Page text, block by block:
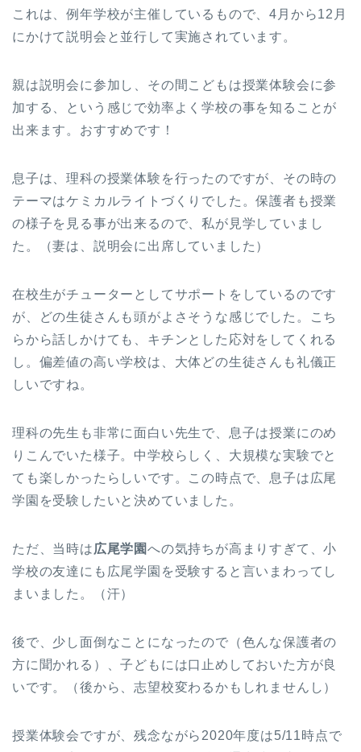
これは、例年学校が主催しているもので、4月から12月
にかけて説明会と並行して実施されています。
親は説明会に参加し、その間こどもは授業体験会に参
加する、という感じで効率よく学校の事を知ることが
出来ます。おすすめです！
息子は、理科の授業体験を行ったのですが、その時の
テーマはケミカルライトづくりでした。保護者も授業
の様子を見る事が出来るので、私が見学していまし
た。（妻は、説明会に出席していました）
在校生がチューターとしてサポートをしているのです
が、どの生徒さんも頭がよさそうな感じでした。こち
らから話しかけても、キチンとした応対をしてくれる
し。偏差値の高い学校は、大体どの生徒さんも礼儀正
しいですね。
理科の先生も非常に面白い先生で、息子は授業にのめ
りこんでいた様子。中学校らしく、大規模な実験でと
ても楽しかったらしいです。この時点で、息子は広尾
学園を受験したいと決めていました。
ただ、当時は広尾学園への気持ちが高まりすぎて、小
学校の友達にも広尾学園を受験すると言いまわってし
まいました。（汗）
後で、少し面倒なことになったので（色んな保護者の
方に聞かれる）、子どもには口止めしておいた方が良
いです。（後から、志望校変わるかもしれませんし）
授業体験会ですが、残念ながら2020年度は5/11時点で